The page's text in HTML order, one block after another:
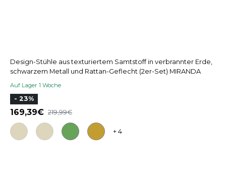
Design-Stühle aus texturiertem Samtstoff in verbrannter Erde,
schwarzem Metall und Rattan-Geflecht (2er-Set) MIRANDA
Auf Lager 1 Woche
- 23%
169,39 219,99
+ 4